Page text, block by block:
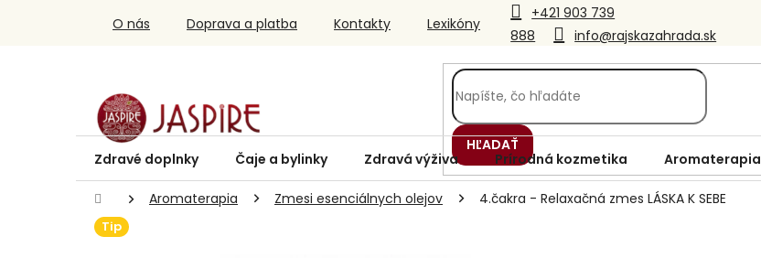
+421 903 739
888
info@rajskazahrada.sk
O nás Doprava a platba Kontakty Lexikóny
HĽADAŤ
Zdravé doplnky Čaje a bylinky Zdravá výživa Prírodná kozmetika Aromaterapia
DomovAromaterapia Zmesi esenciálnych olejov 4.čakra - Relaxačná zmes LÁSKA K SEBE
Tip